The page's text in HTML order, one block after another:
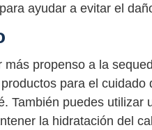
ayudar a evitar el
propenso a la
para el
También puedes utilizar
la hidratación del